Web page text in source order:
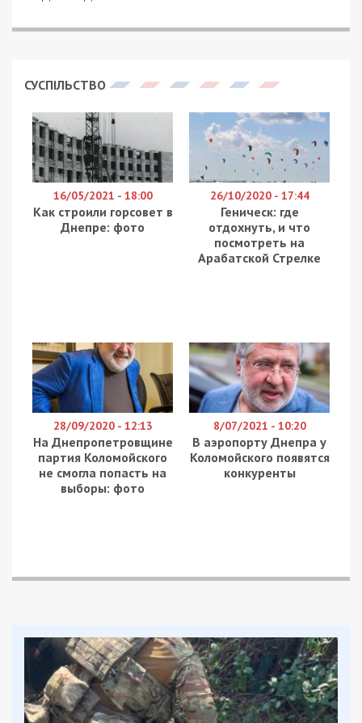
3 апреля на сайте Единой системы местных
обработать территорию от клещей.
наблюдается сразу после схода снега. Пик
приходится на летние месяцы. Процедуру
следует проводить этапами, начиная с марта
месяца и до первых холодов.
Клещи несут большую угрозу для здоровья
людей и животных. Они переносят болезнь
Лайма, энцефалит, бабезиоз и другие. Все это
достаточно страшные заболевания и их
последствия очень печальны для организма, –
Диевкой. Он хорошо известен как дачный
поселок.
Автор требует провести обработку, так как
количество людей поступающих в больницы с
каждым годом возрастает.
На данный момент петицию подписали 12
человек из 1000 необходимых. Для того чтобы
ее поддержать, осталось 90 дней.